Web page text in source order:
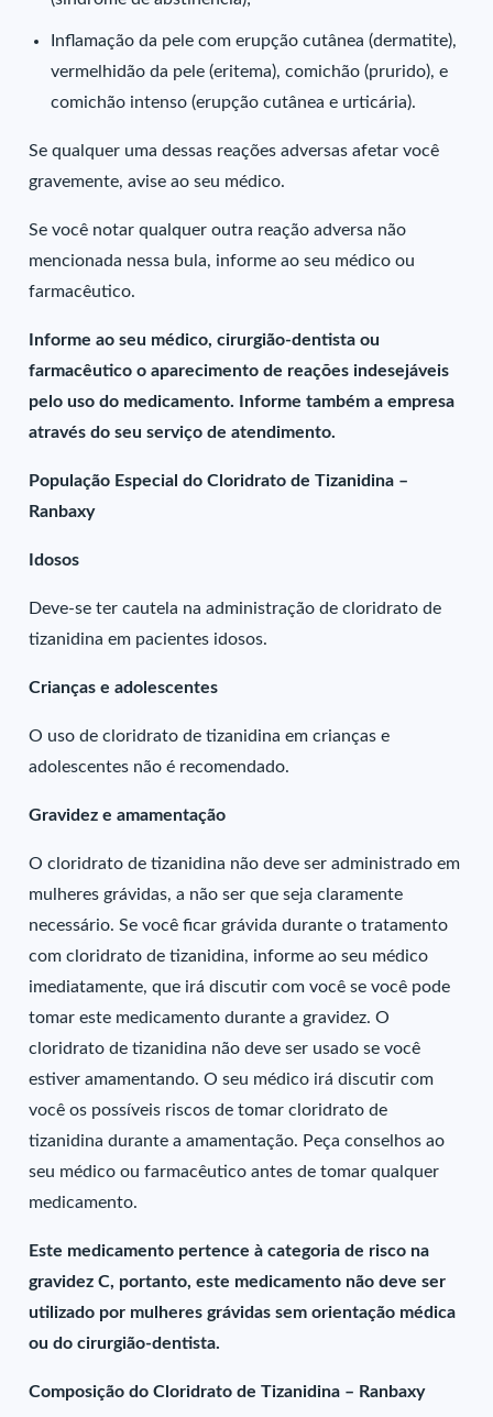
Inflamação da pele com erupção cutânea (dermatite),
vermelhidão da pele (eritema), comichão (prurido), e
comichão intenso (erupção cutânea e urticária).
Se qualquer uma dessas reações adversas afetar você
gravemente, avise ao seu médico.
Se você notar qualquer outra reação adversa não
mencionada nessa bula, informe ao seu médico ou
farmacêutico.
Informe ao seu médico, cirurgião-dentista ou
farmacêutico o aparecimento de reações indesejáveis
pelo uso do medicamento. Informe também a empresa
através do seu serviço de atendimento.
População Especial do Cloridrato de Tizanidina –
Ranbaxy
Idosos
Deve-se ter cautela na administração de cloridrato de
tizanidina em pacientes idosos.
Crianças e adolescentes
O uso de cloridrato de tizanidina em crianças e
adolescentes não é recomendado.
Gravidez e amamentação
O cloridrato de tizanidina não deve ser administrado em
mulheres grávidas, a não ser que seja claramente
necessário. Se você ficar grávida durante o tratamento
com cloridrato de tizanidina, informe ao seu médico
imediatamente, que irá discutir com você se você pode
tomar este medicamento durante a gravidez. O
cloridrato de tizanidina não deve ser usado se você
estiver amamentando. O seu médico irá discutir com
você os possíveis riscos de tomar cloridrato de
tizanidina durante a amamentação. Peça conselhos ao
seu médico ou farmacêutico antes de tomar qualquer
medicamento.
Este medicamento pertence à categoria de risco na
gravidez C, portanto, este medicamento não deve ser
utilizado por mulheres grávidas sem orientação médica
ou do cirurgião-dentista.
Composição do Cloridrato de Tizanidina – Ranbaxy